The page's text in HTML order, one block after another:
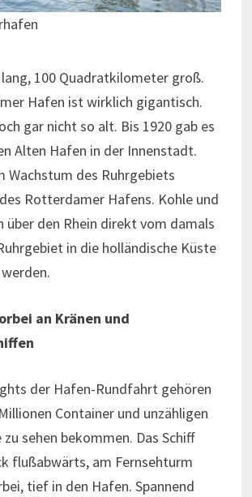
100 Quadratkilometer groß.
Hafen ist wirklich gigantisch.
gar nicht so alt. Bis 1920 gab es
Alten Hafen in der Innenstadt.
Wachstum des Ruhrgebiets
Rotterdamer Hafens. Kohle und
über den Rhein direkt vom damals
in die holländische Küste
an Kränen und
der Hafen-Rundfahrt gehören
Container und unzähligen
zu sehen bekommen. Das Schiff
flußabwärts, am Fernsehturm
tief in den Hafen. Spannend